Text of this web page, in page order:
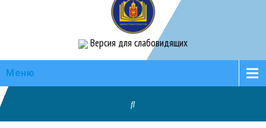
Версия для слабовидящих
Меню